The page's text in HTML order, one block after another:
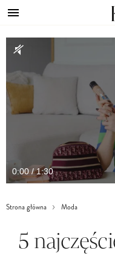
0:00 / 1:30
Strona główna Moda
5